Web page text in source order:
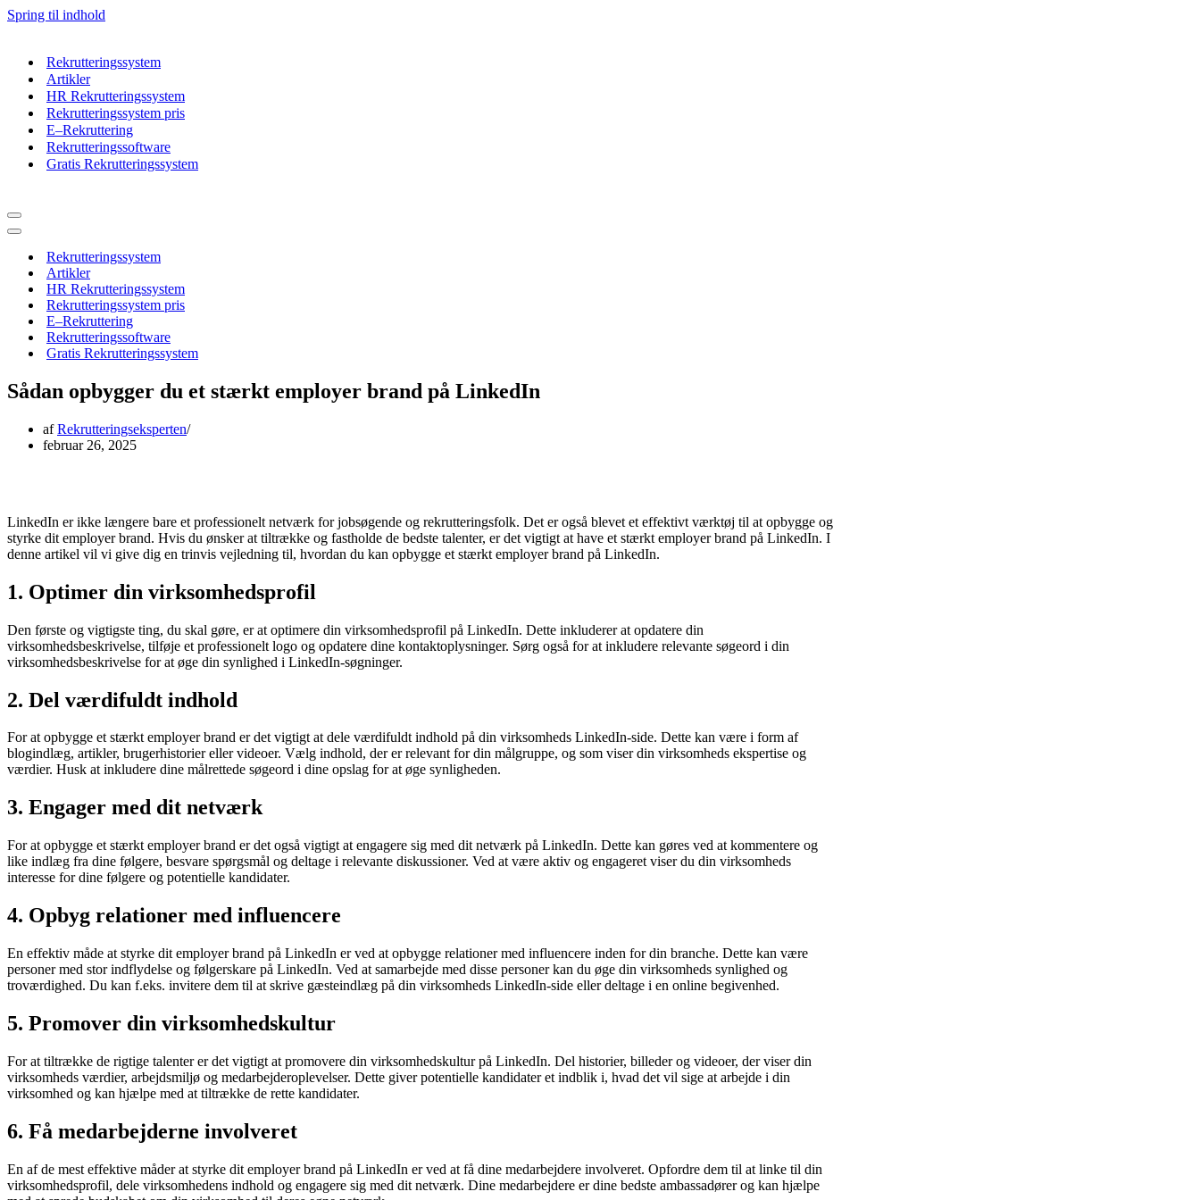
Spring til indhold
Rekrutteringssystem
Artikler
HR Rekrutteringssystem
Rekrutteringssystem pris
E–Rekruttering
Rekrutteringssoftware
Gratis Rekrutteringssystem
Navigation
menu
Navigation
Rekrutteringssystem
Artikler
HR Rekrutteringssystem
Rekrutteringssystem pris
E–Rekruttering
Rekrutteringssoftware
Gratis Rekrutteringssystem
Sådan opbygger du et stærkt employer brand på LinkedIn
afRekrutteringseksperten
februar 26, 2025
LinkedIn er ikke længere bare et professionelt netværk for jobsøgende og rekrutteringsfolk. Det er også blevet et effektivt værktøj til at opbygge og
styrke dit employer brand. Hvis du ønsker at tiltrække og fastholde de bedste talenter, er det vigtigt at have et stærkt employer brand på LinkedIn. I
denne artikel vil vi give dig en trinvis vejledning til, hvordan du kan opbygge et stærkt employer brand på LinkedIn.
1. Optimer din virksomhedsprofil
Den første og vigtigste ting, du skal gøre, er at optimere din virksomhedsprofil på LinkedIn. Dette inkluderer at opdatere din
virksomhedsbeskrivelse, tilføje et professionelt logo og opdatere dine kontaktoplysninger. Sørg også for at inkludere relevante søgeord i din
virksomhedsbeskrivelse for at øge din synlighed i LinkedIn-søgninger.
2. Del værdifuldt indhold
For at opbygge et stærkt employer brand er det vigtigt at dele værdifuldt indhold på din virksomheds LinkedIn-side. Dette kan være i form af
blogindlæg, artikler, brugerhistorier eller videoer. Vælg indhold, der er relevant for din målgruppe, og som viser din virksomheds ekspertise og
værdier. Husk at inkludere dine målrettede søgeord i dine opslag for at øge synligheden.
3. Engager med dit netværk
For at opbygge et stærkt employer brand er det også vigtigt at engagere sig med dit netværk på LinkedIn. Dette kan gøres ved at kommentere og
like indlæg fra dine følgere, besvare spørgsmål og deltage i relevante diskussioner. Ved at være aktiv og engageret viser du din virksomheds
interesse for dine følgere og potentielle kandidater.
4. Opbyg relationer med influencere
En effektiv måde at styrke dit employer brand på LinkedIn er ved at opbygge relationer med influencere inden for din branche. Dette kan være
personer med stor indflydelse og følgerskare på LinkedIn. Ved at samarbejde med disse personer kan du øge din virksomheds synlighed og
troværdighed. Du kan f.eks. invitere dem til at skrive gæsteindlæg på din virksomheds LinkedIn-side eller deltage i en online begivenhed.
5. Promover din virksomhedskultur
For at tiltrække de rigtige talenter er det vigtigt at promovere din virksomhedskultur på LinkedIn. Del historier, billeder og videoer, der viser din
virksomheds værdier, arbejdsmiljø og medarbejderoplevelser. Dette giver potentielle kandidater et indblik i, hvad det vil sige at arbejde i din
virksomhed og kan hjælpe med at tiltrække de rette kandidater.
6. Få medarbejderne involveret
En af de mest effektive måder at styrke dit employer brand på LinkedIn er ved at få dine medarbejdere involveret. Opfordre dem til at linke til din
virksomhedsprofil, dele virksomhedens indhold og engagere sig med dit netværk. Dine medarbejdere er dine bedste ambassadører og kan hjælpe